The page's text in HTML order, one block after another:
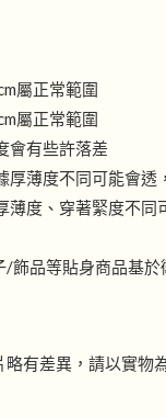
屬正常範圍
屬正常範圍
會有些許落差
厚薄度不同可能會
度、穿著緊度不同
品等貼身商品基於
有差異，請以實物